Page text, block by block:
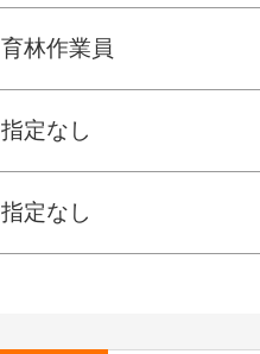
育林作業員
指定なし
指定なし